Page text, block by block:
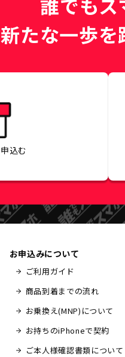
誰でもス
新たな一歩を
申込む
お申込みについて
ご利用ガイド
商品到着までの流れ
お乗換え(MNP)について
お持ちのiPhoneで契約
ご本人様確認書類について